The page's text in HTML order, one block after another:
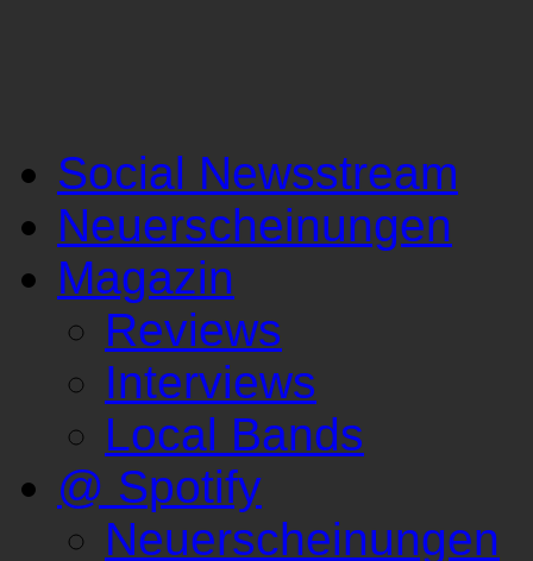
Social Newsstream
Neuerscheinungen
Magazin
Reviews
Interviews
Local Bands
@ Spotify
Neuerscheinungen